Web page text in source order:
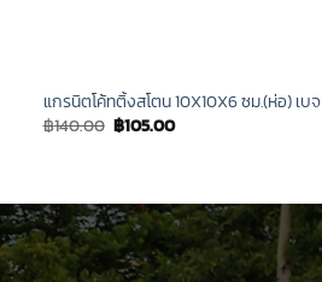
แกรนิตโค้ทติ้งสโตน 10X10X6 ซม.(ห่อ) เบจ
฿140.00 Original
price
฿105.00Current